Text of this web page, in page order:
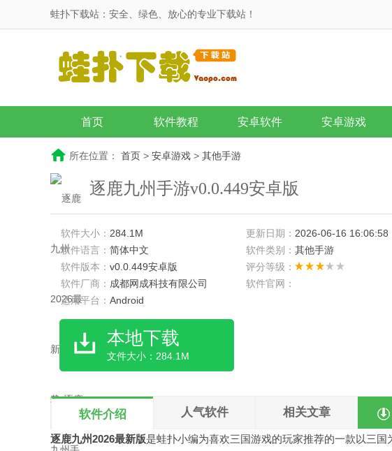
蛙扑下载站：安全、绿色、放心的专业下载站！
首页 软件教程 安卓软件 安卓游戏
所在位置： 首页 > 安卓游戏 > 其他手游
逐鹿九州手游v0.0.449安卓版
软件大小： 284.1M 更新日期： 2026-06-16 16:06:58
软件语言： 简体中文 软件类别： 其他手游
软件版本： v0.0.449安卓版
评分等级：
软件厂商： 成都网成科技有限公司
软件官网：
适用平台： Android
本地下载
文件大小：284.1M
软件介绍 人气软件 相关文章
逐鹿九州2026最新版是蛙扑小编为喜欢三国游戏的玩家推荐的一款以三